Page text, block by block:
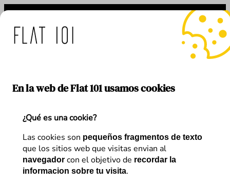
En la web de Flat 101 usamos cookies
¿Qué es una cookie?
Las cookies son pequeños fragmentos de texto
que los sitios web que visitas envian al
navegador con el objetivo de recordar la
informacion sobre tu visita.
Saltar
contenido
Etiqueta:bug